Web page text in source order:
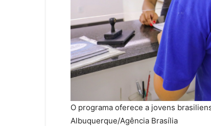
O programa oferece a jovens
Albuquerque/Agência Brasília